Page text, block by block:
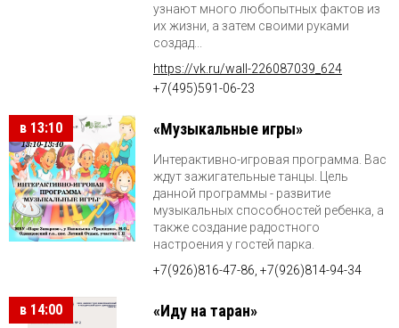
узнают много любопытных фактов из
их жизни, а затем своими руками
создад...
https://vk.ru/wall-226087039_624
+7(495)591-06-23
в 13:10 «Музыкальные игры»
Интерактивно-игровая программа. Вас
ждут зажигательные танцы. Цель
данной программы - развитие
музыкальных способностей ребенка, а
также создание радостного
настроения у гостей парка.
+7(926)816-47-86, +7(926)814-94-34
в 14:00 «Иду на таран»